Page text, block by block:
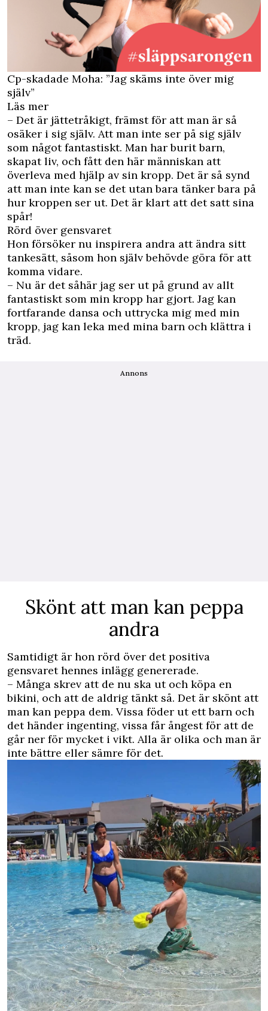
Cp-skadade Moha: ”Jag skäms inte över mig
själv”
Läs mer
– Det är jättetråkigt, främst för att man är så
osäker i sig själv. Att man inte ser på sig själv
som något fantastiskt. Man har burit barn,
skapat liv, och fått den här människan att
överleva med hjälp av sin kropp. Det är så synd
att man inte kan se det utan bara tänker bara på
hur kroppen ser ut. Det är klart att det satt sina
spår!
Rörd över gensvaret
Hon försöker nu inspirera andra att ändra sitt
tankesätt, såsom hon själv behövde göra för att
komma vidare.
– Nu är det såhär jag ser ut på grund av allt
fantastiskt som min kropp har gjort. Jag kan
fortfarande dansa och uttrycka mig med min
kropp, jag kan leka med mina barn och klättra i
träd.
Annons
Skönt att man kan peppa
andra
Samtidigt är hon rörd över det positiva
gensvaret hennes inlägg genererade.
– Många skrev att de nu ska ut och köpa en
bikini, och att de aldrig tänkt så. Det är skönt att
man kan peppa dem. Vissa föder ut ett barn och
det händer ingenting, vissa får ångest för att de
går ner för mycket i vikt. Alla är olika och man är
inte bättre eller sämre för det.